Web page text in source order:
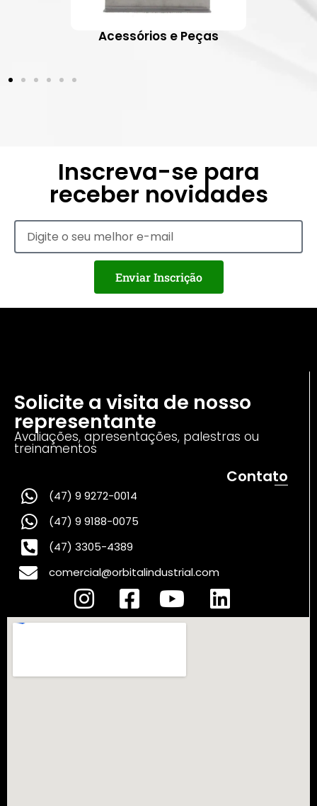
Acessórios e Peças
Inscreva-se para
receber novidades
Enviar Inscrição
Solicite a visita de nosso
representante
Avaliações, apresentações, palestras ou
treinamentos
Contato
(47) 9 9272-0014
(47) 9 9188-0075
(47) 3305-4389
comercial@orbitalindustrial.com